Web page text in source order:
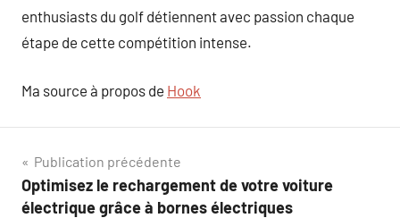
enthusiasts du golf détiennent avec passion chaque
étape de cette compétition intense.
Ma source à propos de Hook
Navigation
de
Publication précédente
Optimisez le rechargement de votre voiture
électrique grâce à bornes électriques